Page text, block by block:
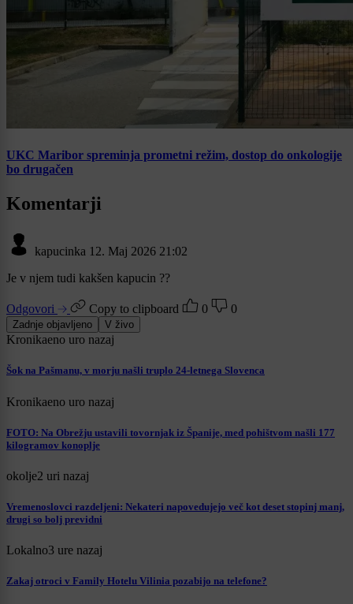
UKC Maribor spreminja prometni režim, dostop do onkologije
bo drugačen
Komentarji
kapucinka 12. Maj 2026 21:02
Je v njem tudi kakšen kapucin ??
Odgovori Copy to clipboard 0 0
Zadnje objavljeno V živo
Kronikaeno uro nazaj
Šok na Pašmanu, v morju našli truplo 24-letnega Slovenca
Kronikaeno uro nazaj
FOTO: Na Obrežju ustavili tovornjak iz Španije, med pohištvom našli 177
kilogramov konoplje
okolje2 uri nazaj
Vremenoslovci razdeljeni: Nekateri napovedujejo več kot deset stopinj manj,
drugi so bolj previdni
Lokalno3 ure nazaj
Zakaj otroci v Family Hotelu Vilinia pozabijo na telefone?